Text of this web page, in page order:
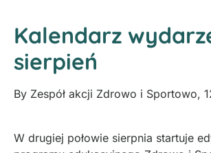
Kalendarz
sierpień
By Zespół akcji Zdrowo i Sportowo,
W drugiej połowie sierpnia startuje